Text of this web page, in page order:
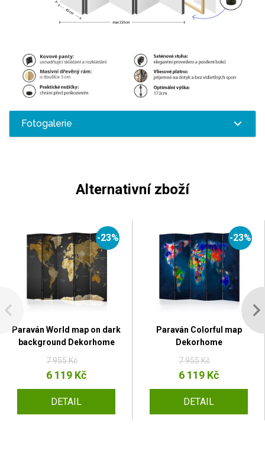
Fotogalerie
Alternativní zboží
-23%
Paraván World map on dark
background Dekorhome
7 955 Kč
6 119 Kč
DETAIL
-23%
Paraván Colorful map
Dekorhome
7 955 Kč
6 119 Kč
DETAIL